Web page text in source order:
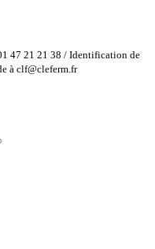
47 21 21 38 / Identification de
à clf@cleferm.fr